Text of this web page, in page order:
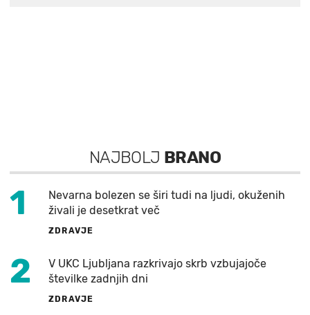
NAJBOLJ BRANO
1
Nevarna bolezen se širi tudi na ljudi, okuženih
živali je desetkrat več
ZDRAVJE
2
V UKC Ljubljana razkrivajo skrb vzbujajoče
številke zadnjih dni
ZDRAVJE